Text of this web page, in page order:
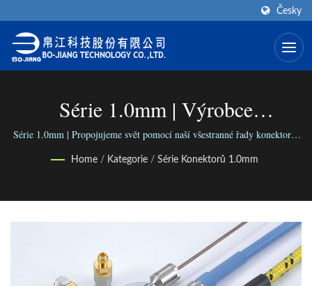
Česky
Série 1.0mm | Výrobce
Koaxiálního Konektoru SMA
(typ Konektoru Pro Konec) | BO-
Série 1.0mm | Propojujeme svět pomocí naší všestranné řady konektorů;
Home / Kategorie / Série Konektorů 1.0mm